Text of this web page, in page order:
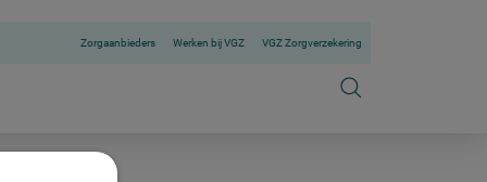
Zorgaanbieders Werken bij VGZ VGZ Zorgverzekering